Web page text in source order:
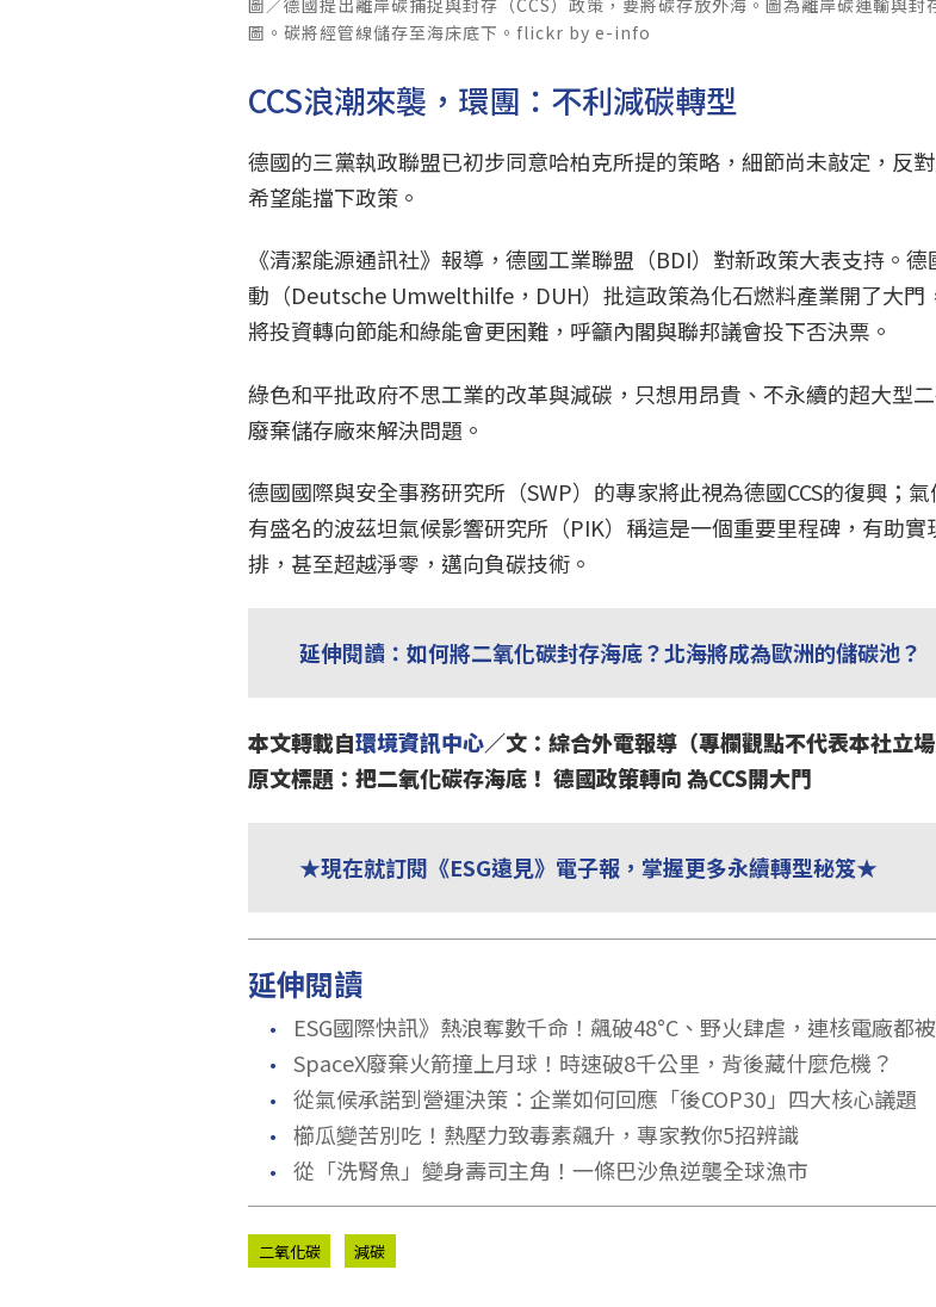
圖。碳將經管線儲存至海床底下。flickr by e-info
CCS浪潮來襲，環團：不利減碳轉型
德國的三黨執政聯盟已初步同意哈柏克所提的策略，細節尚未敲定，反
希望能擋下政策。
《清潔能源通訊社》報導，德國工業聯盟（BDI）對新政策大表支持。德
動（Deutsche Umwelthilfe，DUH）批這政策為化石燃料產業開了大門
將投資轉向節能和綠能會更困難，呼籲內閣與聯邦議會投下否決票。
綠色和平批政府不思工業的改革與減碳，只想用昂貴、不永續的超大型
廢棄儲存廠來解決問題。
德國國際與安全事務研究所（SWP）的專家將此視為德國CCS的復興；氣
有盛名的波茲坦氣候影響研究所（PIK）稱這是一個重要里程碑，有助實
排，甚至超越淨零，邁向負碳技術。
延伸閱讀：如何將二氧化碳封存海底？北海將成為歐洲的儲碳池？
本文轉載自環境資訊中心／文：綜合外電報導（專欄觀點不代表本社立場
原文標題：把二氧化碳存海底！ 德國政策轉向 為CCS開大門
★現在就訂閱《ESG遠見》電子報，掌握更多永續轉型秘笈★
延伸閱讀
． ESG國際快訊》熱浪奪數千命！飆破48°C、野火肆虐，連核電廠都
． SpaceX廢棄火箭撞上月球！時速破8千公里，背後藏什麼危機？
． 從氣候承諾到營運決策：企業如何回應「後COP30」四大核心議題
． 櫛瓜變苦別吃！熱壓力致毒素飆升，專家教你5招辨識
． 從「洗腎魚」變身壽司主角！一條巴沙魚逆襲全球漁市
二氧化碳 減碳